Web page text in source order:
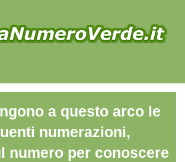
a questo arco le
numerazioni,
numero per conoscere